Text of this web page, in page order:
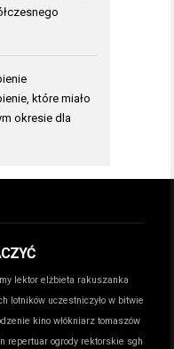
które miało
okresie dla
lektor elżbieta rakuszanka
lotników uczestniczyło w bitwie
kino włókniarz tomaszów
repertuar ogrody rektorskie sgh